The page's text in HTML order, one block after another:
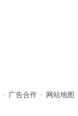
广告合作 网站地图